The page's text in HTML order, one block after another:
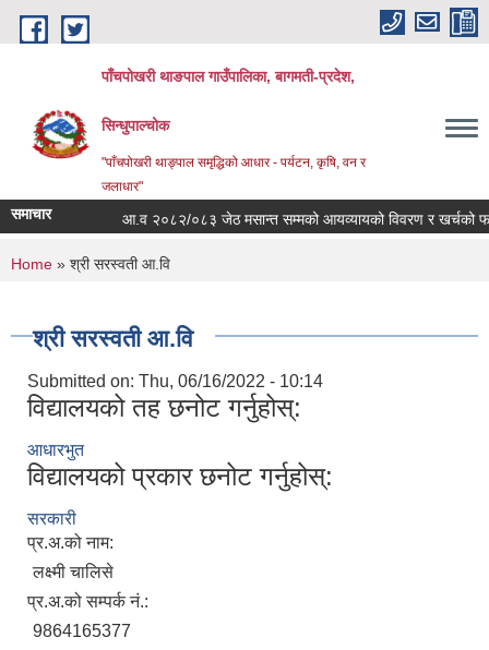
Skip to main content
पाँचपोखरी थाङपाल गाउँपालिका, बागमती-प्रदेश,
सिन्धुपाल्चोक
"पाँचपोखरी थाङ्पाल समृद्धिको आधार - पर्यटन, कृषि, वन र
जलाधार"
समाचार आ.व २०८२/०८३ जेठ मसान्त सम्मको आयव्यायको विवरण र खर्चको
You are here
Home » श्री सरस्वती आ.वि
श्री सरस्वती आ.वि
Submitted on: Thu, 06/16/2022 - 10:14
विद्यालयको तह छनोट गर्नुहोस्:
आधारभुत
विद्यालयको प्रकार छनोट गर्नुहोस्:
सरकारी
प्र.अ.को नाम:
लक्ष्मी चालिसे
प्र.अ.को सम्पर्क नं.:
9864165377